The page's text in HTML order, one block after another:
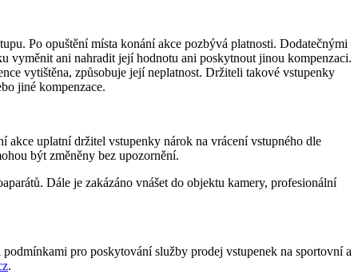
Po opuštění místa konání akce pozbývá platnosti. Dodatečnými
vyměnit ani nahradit její hodnotu ani poskytnout jinou kompenzaci.
vytištěna, způsobuje její neplatnost. Držiteli takové vstupenky
jiné kompenzace.
akce uplatní držitel vstupenky nárok na vrácení vstupného dle
být změněny bez upozornění.
Dále je zakázáno vnášet do objektu kamery, profesionální
pro poskytování služby prodej vstupenek na sportovní a
.